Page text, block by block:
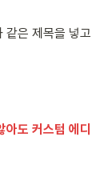
같은 제목을 넣고
도 커스텀 에디